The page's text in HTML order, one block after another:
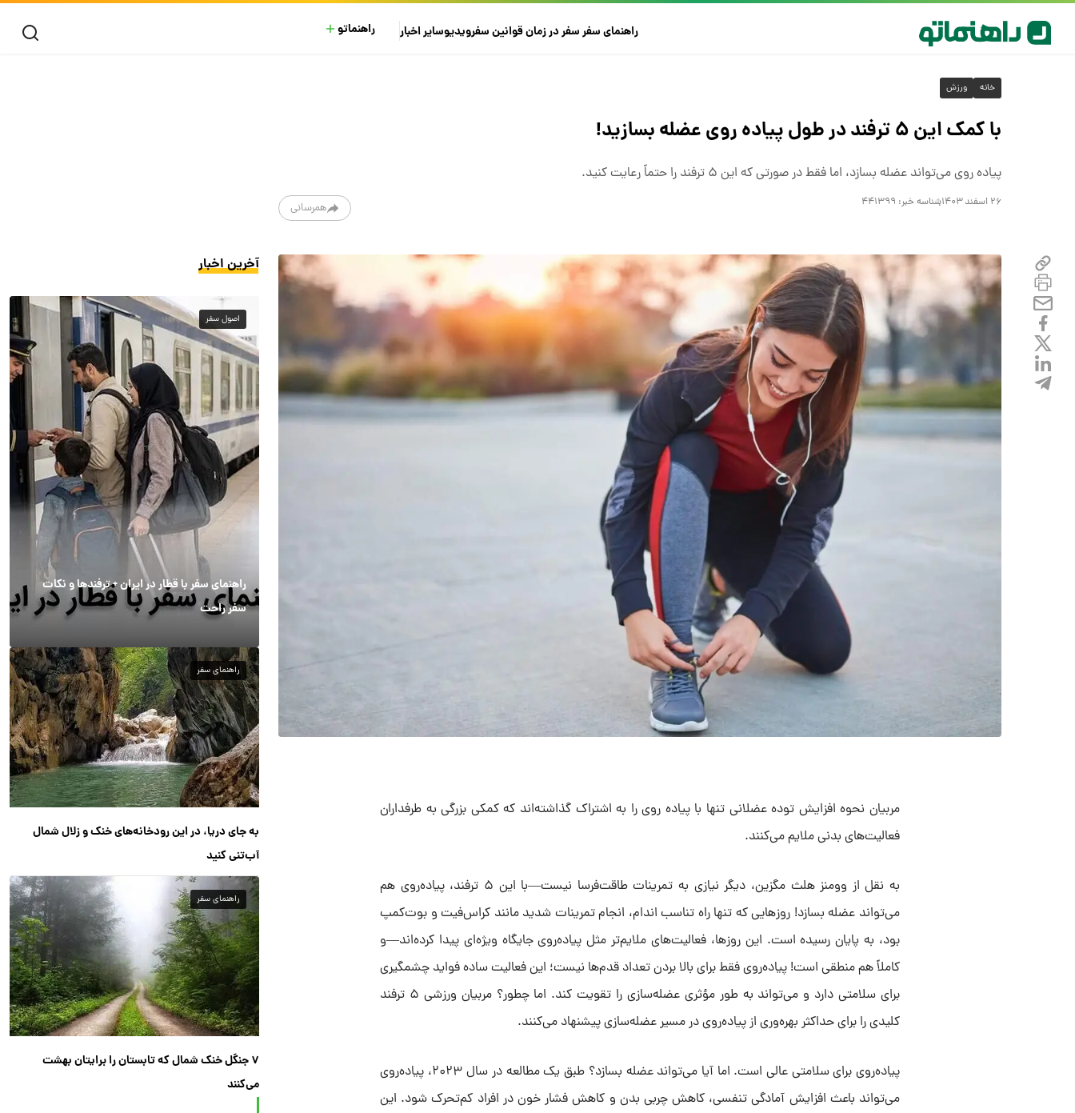
راهنمای سفرسفر در زمانقوانین سفرویدیوسایراخبار راهنماتو
خانه ورزش
با کمک این ۵ ترفند در طول پیاده روی عضله بسازید!
پیاده روی می‌تواند عضله بسازد، اما فقط در صورتی که این ۵ ترفند را حتماً رعایت کنید.
۲۶ اسفند ۱۴۰۳ شناسه خبر: ۴۴۱۳۹۹ همرسانی
مربیان نحوه افزایش توده عضلانی تنها با پیاده روی را به اشتراک گذاشته‌اند که کمکی بزرگی به طرفداران
فعالیت‌های بدنی ملایم می‌کنند.
به نقل از وومنز هلث مگزین، دیگر نیازی به تمرینات طاقت‌فرسا نیست—با این ۵ ترفند، پیاده‌روی هم
می‌تواند عضله بسازد! روز‌هایی که تنها راه تناسب اندام، انجام تمرینات شدید مانند کراس‌فیت و بوت‌کمپ
بود، به پایان رسیده است. این روزها، فعالیت‌های ملایم‌تر مثل پیاده‌روی جایگاه ویژه‌ای پیدا کرده‌اند—و
کاملاً هم منطقی است! پیاده‌روی فقط برای بالا بردن تعداد قدم‌ها نیست؛ این فعالیت ساده فواید چشمگیری
برای سلامتی دارد و می‌تواند به طور مؤثری عضله‌سازی را تقویت کند. اما چطور؟ مربیان ورزشی ۵ ترفند
کلیدی را برای حداکثر بهره‌وری از پیاده‌روی در مسیر عضله‌سازی پیشنهاد می‌کنند.
پیاده‌روی برای سلامتی عالی است. اما آیا می‌تواند عضله بسازد؟ طبق یک مطالعه در سال ۲۰۲۳، پیاده‌روی
می‌تواند باعث افزایش آمادگی تنفسی، کاهش چربی بدن و کاهش فشار خون در افراد کم‌تحرک شود. این
آخرین اخبار
اصول سفر
راهنمای سفر با قطار در ایران + ترفندها و نکات
سفر راحت
راهنمای سفر
به جای دریا، در این رودخانه‌های خنک و زلال شمال
آب‌تنی کنید
راهنمای سفر
۷ جنگل خنک شمال که تابستان را برایتان بهشت
می‌کنند